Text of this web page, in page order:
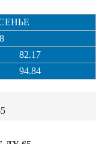
82.17
94.84